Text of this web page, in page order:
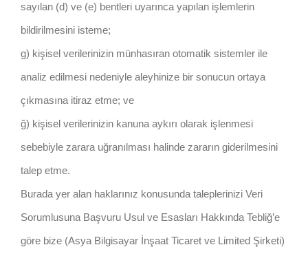
sayılan (d) ve (e) bentleri uyarınca yapılan işlemlerin
bildirilmesini isteme;
g) kişisel verilerinizin münhasıran otomatik sistemler ile
analiz edilmesi nedeniyle aleyhinize bir sonucun ortaya
çıkmasına itiraz etme; ve
ğ) kişisel verilerinizin kanuna aykırı olarak işlenmesi
sebebiyle zarara uğranılması halinde zararın giderilmesini
talep etme.
Burada yer alan haklarınız konusunda taleplerinizi Veri
Sorumlusuna Başvuru Usul ve Esasları Hakkında Tebliğ’e
göre bize (Asya Bilgisayar İnşaat Ticaret ve Limited Şirketi)